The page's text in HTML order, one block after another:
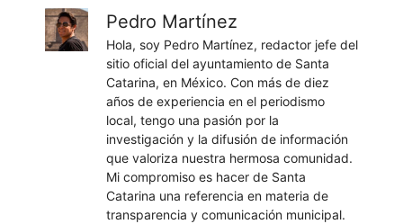
Pedro Martínez
Hola, soy Pedro Martínez, redactor jefe del
sitio oficial del ayuntamiento de Santa
Catarina, en México. Con más de diez
años de experiencia en el periodismo
local, tengo una pasión por la
investigación y la difusión de información
que valoriza nuestra hermosa comunidad.
Mi compromiso es hacer de Santa
Catarina una referencia en materia de
transparencia y comunicación municipal.